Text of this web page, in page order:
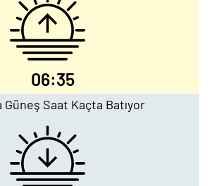
06:35
Güneş Saat Kaçta Batıyor